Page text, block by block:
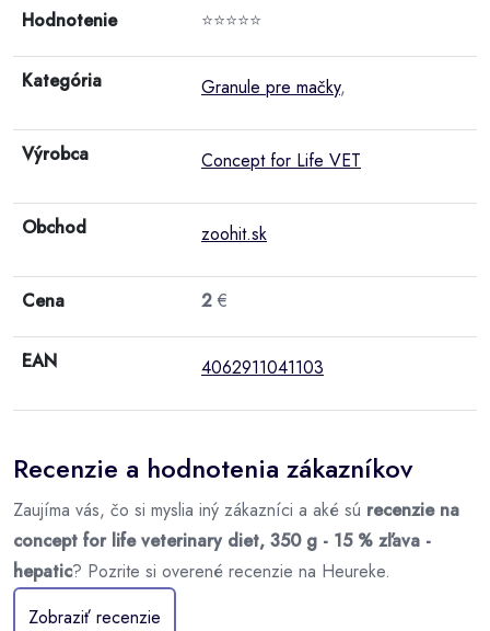
Hodnotenie ⭐⭐⭐⭐⭐
Kategória Granule pre mačky,
Výrobca Concept for Life VET
Obchod zoohit.sk
Cena 2 €
EAN 4062911041103
Recenzie a hodnotenia zákazníkov
Zaujíma vás, čo si myslia iný zákazníci a aké sú recenzie na
concept for life veterinary diet, 350 g - 15 % zľava -
hepatic? Pozrite si overené recenzie na Heureke.
Zobraziť recenzie